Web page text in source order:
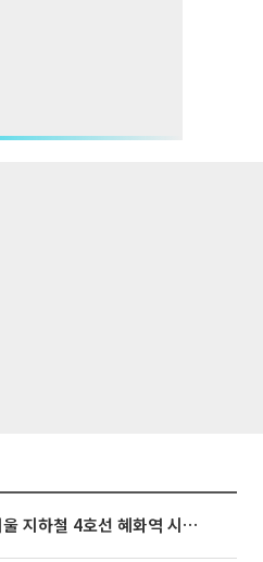
전장연, 오늘(10일) 서울 지하철 4호선 혜화역 시위…1호선 용산역 무정차